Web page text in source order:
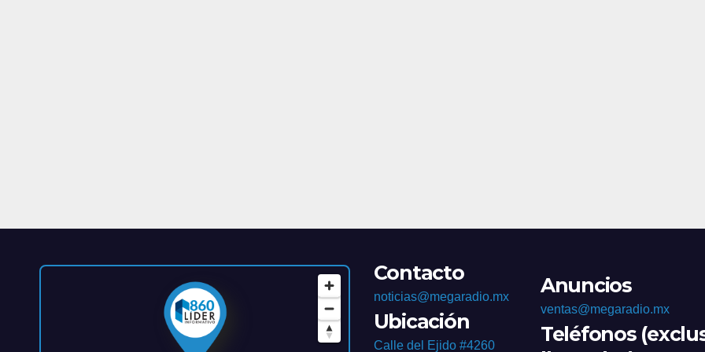
Contacto
noticias@megaradio.mx
Ubicación
Calle del Ejido #4260
Anuncios
ventas@megaradio.mx
Teléfonos